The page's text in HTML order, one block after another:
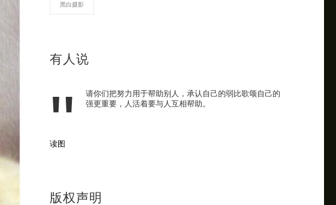
黑白摄影
有人说
请你们把努力用于帮助别人，承认自己的弱比歌颂自己的
强更重要，人活着要与人互相帮助。
读图
版权声明